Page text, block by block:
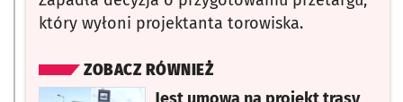
który wyłoni projektanta torowiska.
ZOBACZ RÓWNIEŻ
otworzy się w nowej karcie